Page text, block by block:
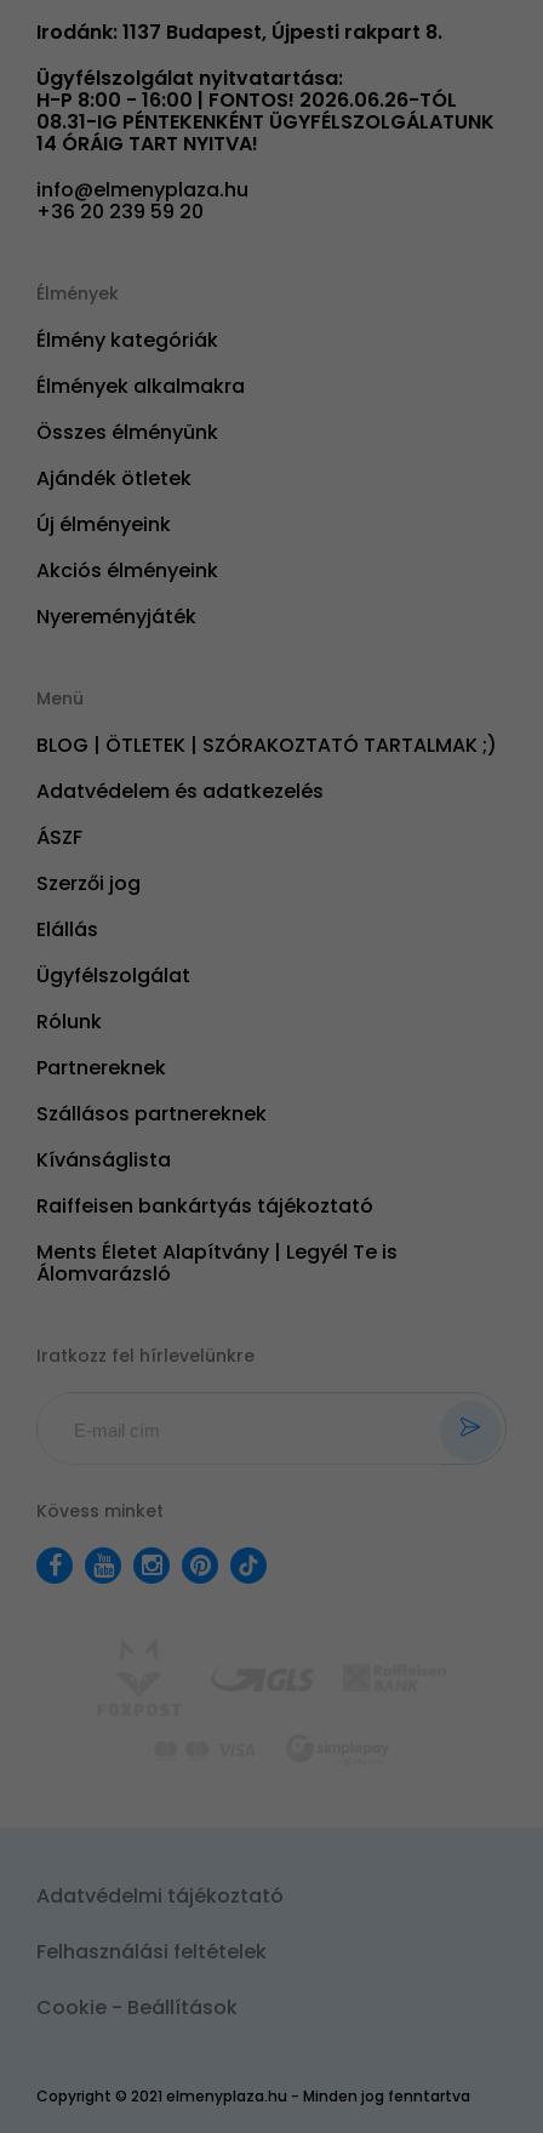
Irodánk: 1137 Budapest, Újpesti rakpart 8.
Ügyfélszolgálat nyitvatartása:
H-P 8:00 - 16:00 | FONTOS! 2026.06.26-TÓL
08.31-IG PÉNTEKENKÉNT ÜGYFÉLSZOLGÁLATUNK
14 ÓRÁIG TART NYITVA!
info@elmenyplaza.hu
+36 20 239 59 20
Élmények
Élmény kategóriák
Élmények alkalmakra
Összes élményünk
Ajándék ötletek
Új élményeink
Akciós élményeink
Nyereményjáték
Menü
BLOG | ÖTLETEK | SZÓRAKOZTATÓ TARTALMAK ;)
Adatvédelem és adatkezelés
ÁSZF
Szerzői jog
Elállás
Ügyfélszolgálat
Rólunk
Partnereknek
Szállásos partnereknek
Kívánságlista
Raiffeisen bankártyás tájékoztató
Ments Életet Alapítvány | Legyél Te is
Álomvarázsló
Iratkozz fel hírlevelünkre
Kövess minket
Copyright © 2021 elmenyplaza.hu - Minden jog fenntartva
Adatvédelmi tájékoztató
Felhasználási feltételek
Cookie - Beállítások